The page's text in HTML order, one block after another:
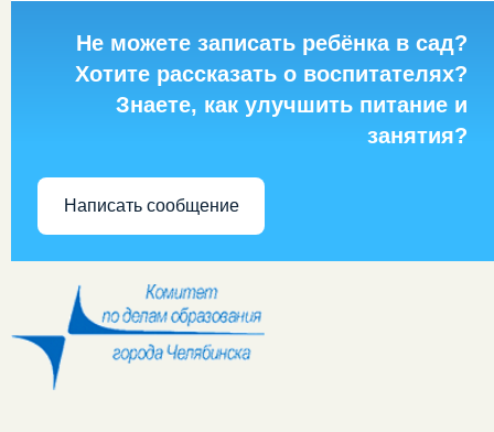
Не можете записать ребёнка в сад?
Хотите рассказать о воспитателях?
Знаете, как улучшить питание и
занятия?
Написать сообщение